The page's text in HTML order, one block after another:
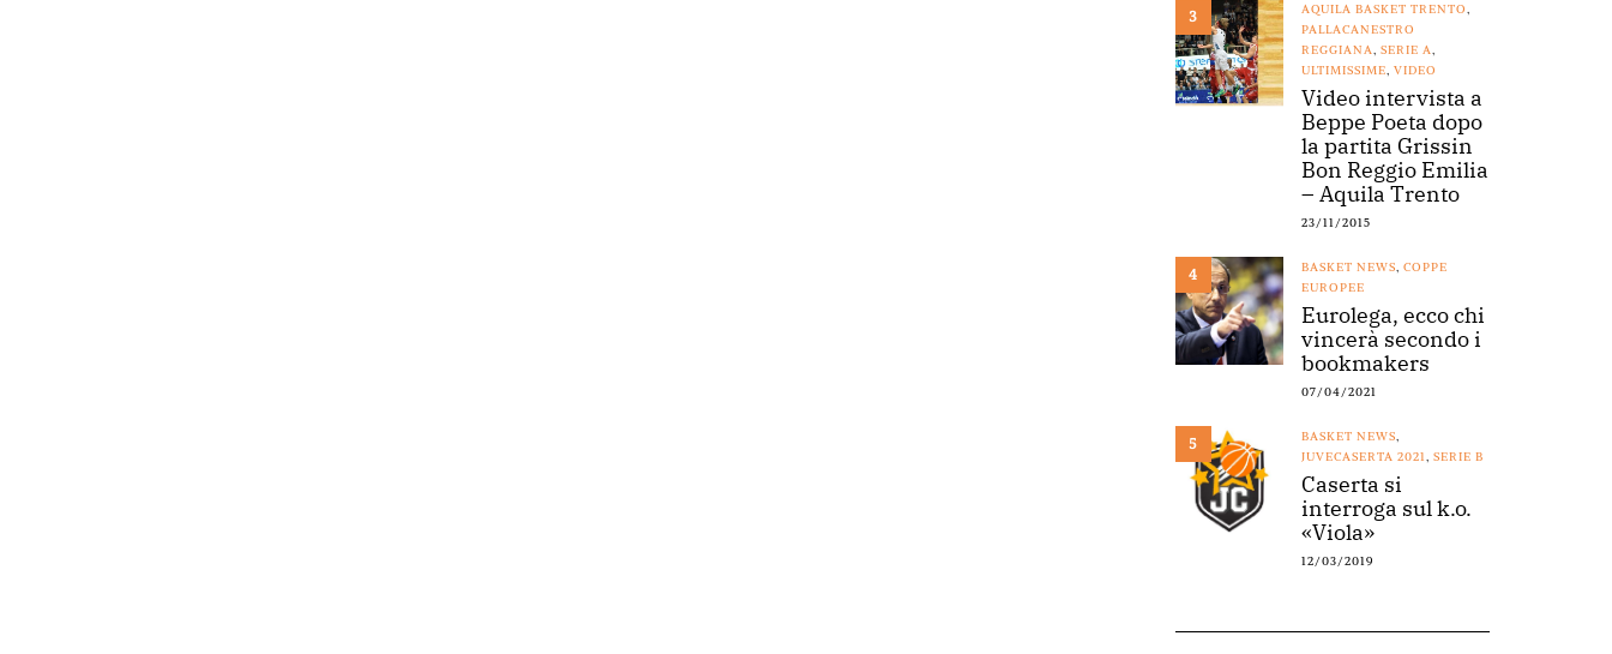
3 AQUILA BASKET TRENTO,
PALLACANESTRO
REGGIANA, SERIE A,
ULTIMISSIME, VIDEO
Video intervista a
Beppe Poeta dopo
la partita Grissin
Bon Reggio Emilia
– Aquila Trento
23/11/2015
4 BASKET NEWS, COPPE
EUROPEE
Eurolega, ecco chi
vincerà secondo i
bookmakers
07/04/2021
5 BASKET NEWS,
JUVECASERTA 2021, SERIE B
Caserta si
interroga sul k.o.
«Viola»
12/03/2019